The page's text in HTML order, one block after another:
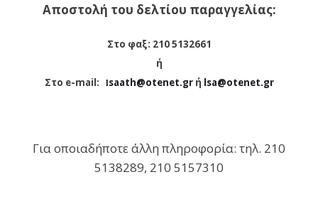
Αποστολή του δελτίου παραγγελίας:
Στο φαξ: 210 5132661
ή
Στο e-mail:
lsaath@otenet.grή lsa@otenet.gr
Για οποιαδήποτε άλλη πληροφορία: τηλ. 210
5138289, 210 5157310